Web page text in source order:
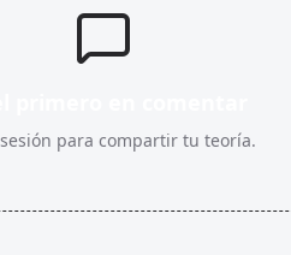
para compartir tu teoría.